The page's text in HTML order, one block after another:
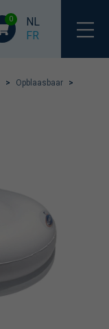
0
NL
FR
> Opblaasbaar >